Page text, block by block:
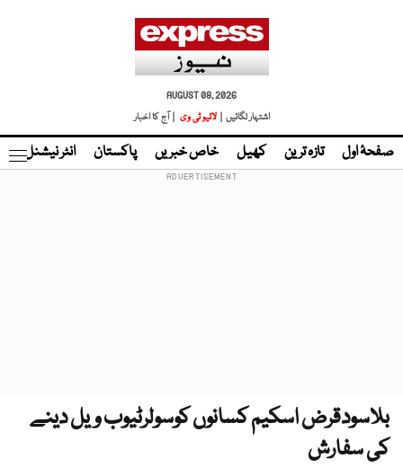
AUGUST 08, 2026
اشتہار لگائیں |
لائیو ٹی وی | آج کا اخبار
صفحۂ اول تازہ ترین کھیل خاص خبریں پاکستان انٹر نیشنل
بلاسودقرض اسکیم کسانوں کوسولرٹیوب ویل دینے
کی سفارش